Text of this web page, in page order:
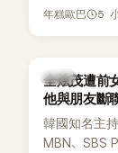
出愛火，兩
Nowhere To
幕，這也是
不過，新片
句台詞卻突
年糕歐巴 5
韓星
全炫茂遭前
他與朋友斷
韓國知名主
MBN、SBS